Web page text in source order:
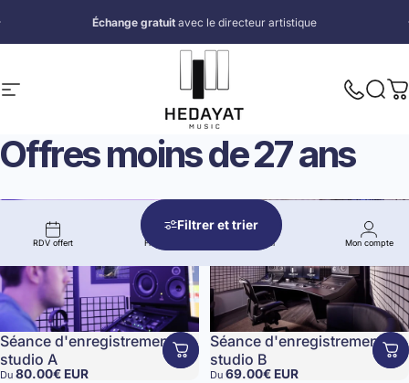
Échange gratuit avec le directeur artistique
Profite du paiement en plusieurs fois
Navigation Hedayat Music Nous
RDV offert Fidélité Panier Mon compte
Offresmoinsde27ans
Filtrer et trier
Séance d'enregistrement
studio A
Du 80.00€ EUR
Séance d'enregistrement
studio B
Du 69.00€ EUR